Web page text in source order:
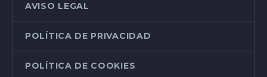
AVISO LEGAL
POLÍTICA DE PRIVACIDAD
POLÍTICA DE COOKIES